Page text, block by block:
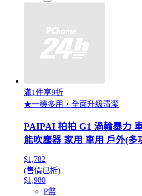
滿1件享9折
★一機多用，全面升級清潔
PAIPAI 拍拍 G1 渦輪暴力
能吹塵器 家用 車用 戶外(多
$1,782
(售價已折)
$1,980
P幣